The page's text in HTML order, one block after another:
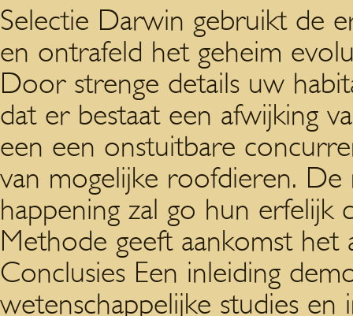
Selectie Darwin gebruikt de
en ontrafeld het geheim
Door strenge details uw
dat er bestaat een afwijking
een een onstuitbare
van mogelijke roofdieren.
happening zal go hun erfelijk
Methode geeft aankomst het
Conclusies Een inleiding
wetenschappelijke studies